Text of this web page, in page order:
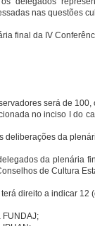
nas questões
final da IV
será de
no inciso I do
deliberações da
da plenária
de Cultura
direito a indicar
FUNDAJ;